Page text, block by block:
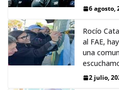
6 agosto,
Rocío
al FAE,
una
2 julio,